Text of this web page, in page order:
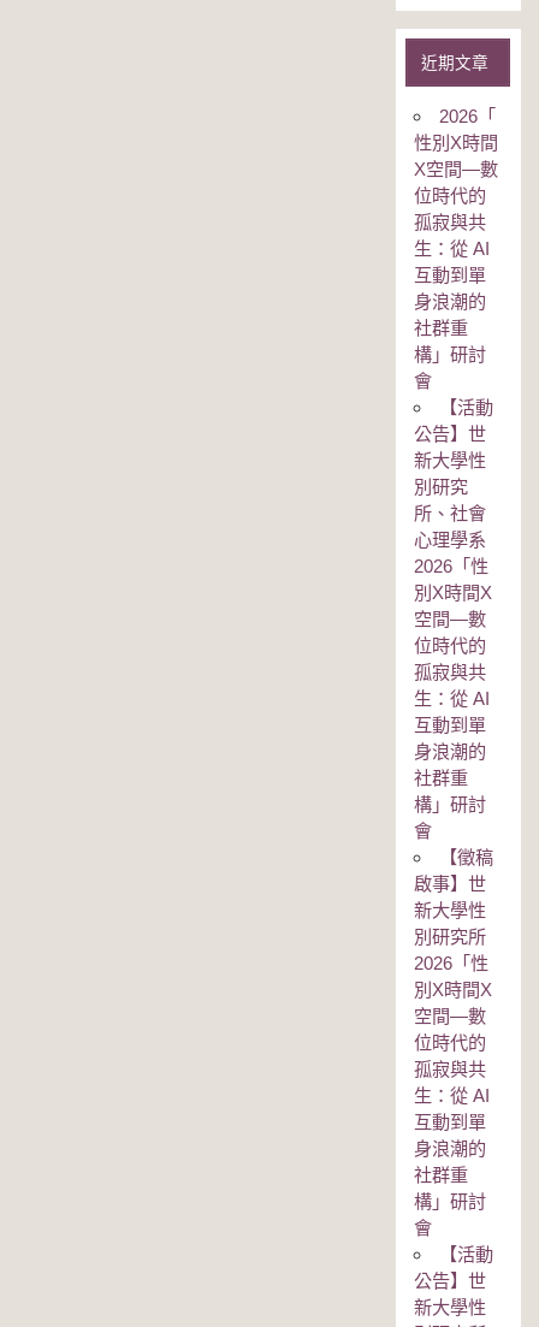
近期文章
2026「
性別Χ時間
Χ空間—數
位時代的
孤寂與共
生：從 AI
互動到單
身浪潮的
社群重
構」研討
會
【活動
公告】世
新大學性
別研究
所、社會
心理學系
2026「性
別Χ時間Χ
空間—數
位時代的
孤寂與共
生：從 AI
互動到單
身浪潮的
社群重
構」研討
會
【徵稿
啟事】世
新大學性
別研究所
2026「性
別Χ時間Χ
空間—數
位時代的
孤寂與共
生：從 AI
互動到單
身浪潮的
社群重
構」研討
會
【活動
公告】世
新大學性